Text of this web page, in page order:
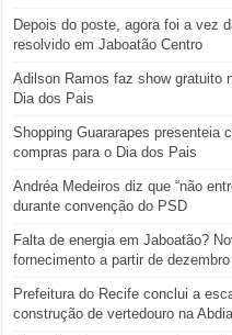
Depois do poste, agora foi a vez
resolvido em Jaboatão Centro
Adilson Ramos faz show gratuito
Dia dos Pais
Shopping Guararapes presenteia
compras para o Dia dos Pais
Andréa Medeiros diz que “não
durante convenção do PSD
Falta de energia em Jaboatão?
fornecimento a partir de dezembro
Prefeitura do Recife conclui a
construção de vertedouro na